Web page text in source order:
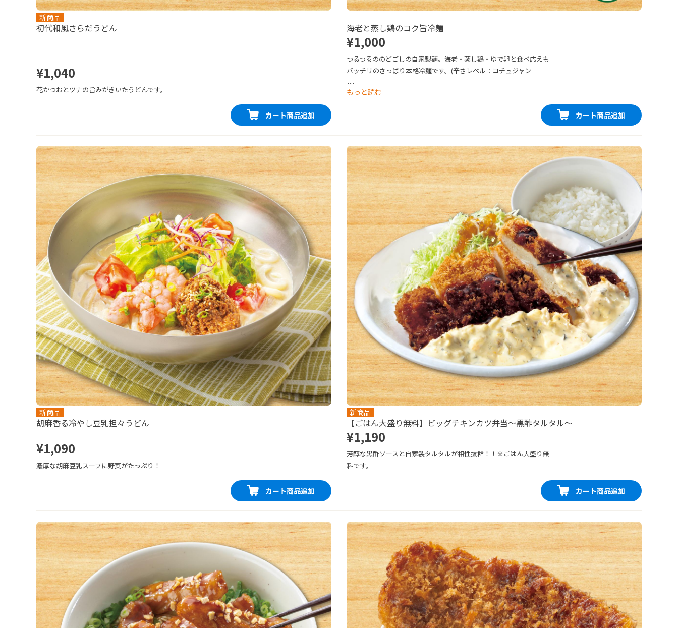
新商品
初代和風さらだうどん
¥1,040
花かつおとツナの旨みがきいたうどんです。
カート商品追加
海老と蒸し鶏のコク旨冷麺
¥1,000
つるつるののどごしの自家製麺。海老・蒸し鶏・ゆで卵と食べ応えも
バッチリのさっぱり本格冷麺です。(辛さレベル：コチュジャン
★☆☆）
生麺orゆで麺 どちらか選べます。
…
もっと読む
カート商品追加
新商品
胡麻香る冷やし豆乳担々うどん
¥1,090
濃厚な胡麻豆乳スープに野菜がたっぷり！
カート商品追加
新商品
【ごはん大盛り無料】ビッグチキンカツ弁当〜黒酢タルタル〜
¥1,190
芳醇な黒酢ソースと自家製タルタルが相性抜群！！※ごはん大盛り無
料です。
カート商品追加